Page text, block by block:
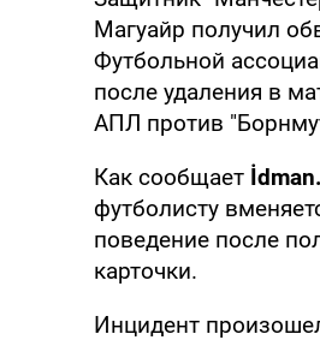
Магуайр получил
Футбольной
после удаления в
АПЛ против
Как сообщает
футболисту
поведение после
карточки.
Инцидент